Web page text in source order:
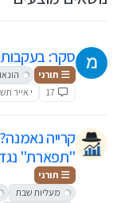
סקר:
תורני
17
י אייר
קרייה
"תפארת"
תורני
מעליות שבת